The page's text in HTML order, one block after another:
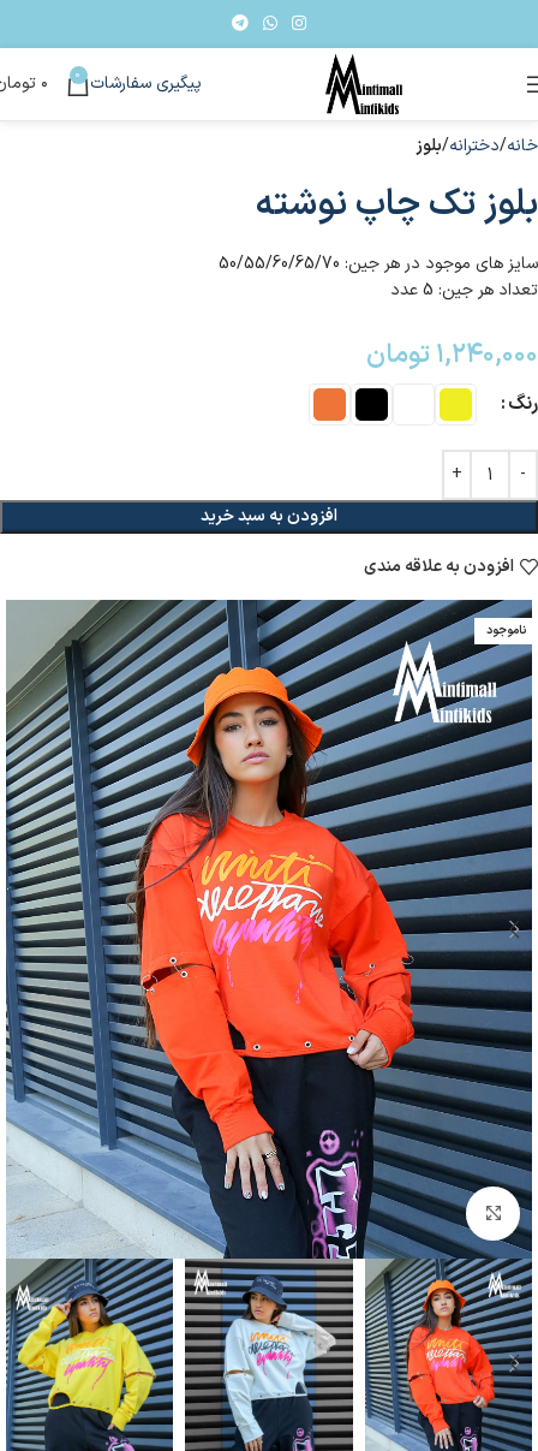
پیگیری سفارشات 0 ۰
خانه دخترانه بلوز
بلوز تک چاپ نوشته
سایز های موجود در هر جین: 50/55/60/65/70
تعداد هر جین: 5 عدد
۱,۲۴۰,۰۰۰تومان
رنگ
افزودن به سبد خرید
افزودن به علاقه مندی
ناموجود
بزرگنمایی تصویر